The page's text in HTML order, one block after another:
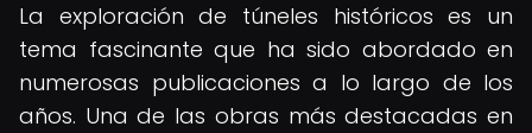
La exploración de túneles históricos es un
tema fascinante que ha sido abordado en
numerosas publicaciones a lo largo de los
años. Una de las obras más destacadas en